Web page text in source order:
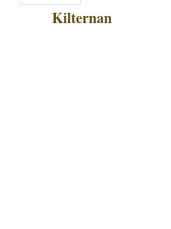
Kilternan